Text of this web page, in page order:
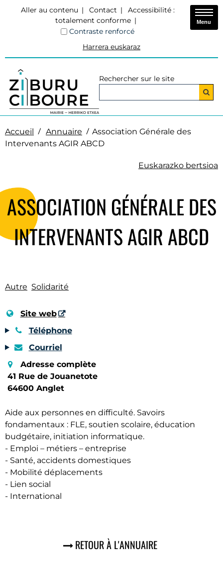
Aller au contenu Contact
Accessibilité :
totalement conforme
Contraste renforcé
Harrera euskaraz
Rechercher sur le site
Menu
Accueil Annuaire
Association Générale des
Intervenants AGIR ABCD
Euskarazko bertsioa
ASSOCIATION GÉNÉRALE DES
INTERVENANTS AGIR ABCD
Autre Solidarité
Site web
Téléphone
Courriel
Adresse complète
41 Rue de Jouanetote
64600 Anglet
Aide aux personnes en difficulté. Savoirs
fondamentaux : FLE, soutien scolaire, éducation
budgétaire, initiation informatique.
- Emploi – métiers – entreprise
- Santé, accidents domestiques
- Mobilité déplacements
- Lien social
- International
RETOUR À L'ANNUAIRE